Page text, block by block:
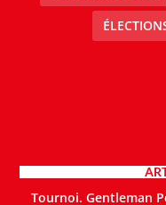
Tournoi. Gentleman